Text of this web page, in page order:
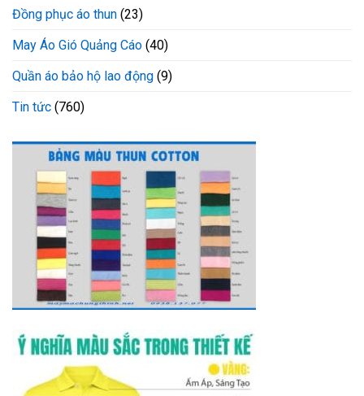
Đồng phục áo thun (23)
May Áo Gió Quảng Cáo (40)
Quần áo bảo hộ lao động (9)
Tin tức (760)